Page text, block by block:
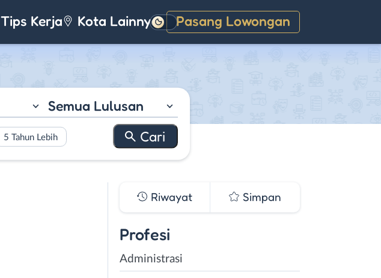
Tips Kerja Kota Lainnya Pasang Lowongan
Gelap
Semua Lulusan
5 Tahun Lebih
Riwayat Simpan
Profesi
Administrasi